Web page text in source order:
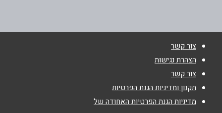
נושא*
אנא חזרו אלי בקשר ל...
צור קשר
הצהרת נגישות
צור קשר
תקנון ומדיניות הגנת הפרטיות
מדיניות הגנת הפרטיות האחודה של